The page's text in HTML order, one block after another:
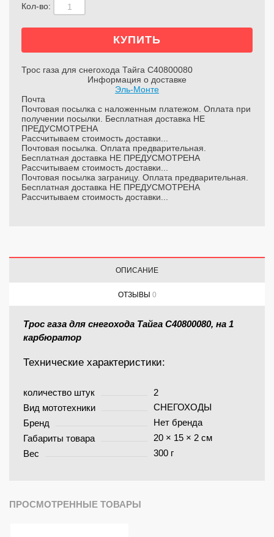
Кол-во:
Трос газа для снегохода Тайга С40800080
Информация о доставке
Эль-Монте
Почта
Почтовая посылка с наложенным платежом. Оплата при
получении посылки. Бесплатная доставка НЕ
ПРЕДУСМОТРЕНА
Рассчитываем стоимость доставки...
Почтовая посылка. Оплата предварительная.
Бесплатная доставка НЕ ПРЕДУСМОТРЕНА
Рассчитываем стоимость доставки...
Почтовая посылка заграницу. Оплата предварительная.
Бесплатная доставка НЕ ПРЕДУСМОТРЕНА
Рассчитываем стоимость доставки...
ОПИСАНИЕ
ОТЗЫВЫ 0
Трос газа для снегохода Тайга С40800080, на 1
карбюратор
Технические характеристики:
количество штук
2
Вид мототехники
СНЕГОХОДЫ
Бренд
Нет бренда
Габариты товара
20 × 15 × 2 см
Вес
300 г
ПРОСМОТРЕННЫЕ ТОВАРЫ